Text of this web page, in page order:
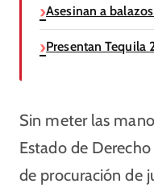
Asesinan a
Presentan Tequila
Sin meter las
Estado de
de procuración de